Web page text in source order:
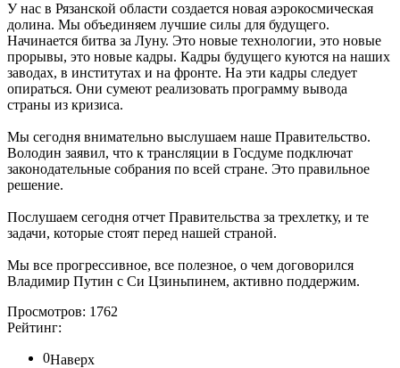
У нас в Рязанской области создается новая аэрокосмическая
долина. Мы объединяем лучшие силы для будущего.
Начинается битва за Луну. Это новые технологии, это новые
прорывы, это новые кадры. Кадры будущего куются на наших
заводах, в институтах и на фронте. На эти кадры следует
опираться. Они сумеют реализовать программу вывода
страны из кризиса.
Мы сегодня внимательно выслушаем наше Правительство.
Володин заявил, что к трансляции в Госдуме подключат
законодательные собрания по всей стране. Это правильное
решение.
Послушаем сегодня отчет Правительства за трехлетку, и те
задачи, которые стоят перед нашей страной.
Мы все прогрессивное, все полезное, о чем договорился
Владимир Путин с Си Цзиньпинем, активно поддержим.
Просмотров: 1762
Рейтинг:
0Наверх